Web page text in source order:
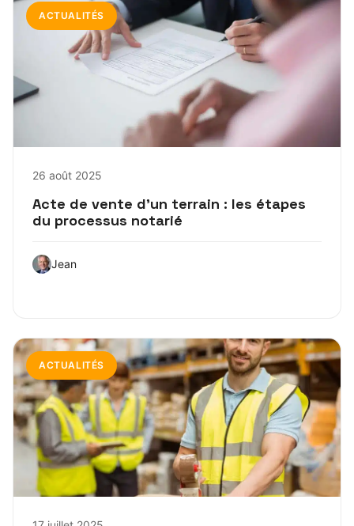
ACTUALITÉS
26 août 2025
Acte de vente d’un terrain : les étapes
du processus notarié
Jean
ACTUALITÉS